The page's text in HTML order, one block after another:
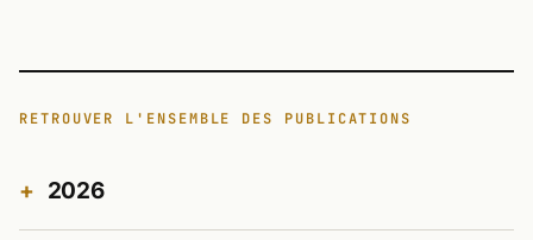
RETROUVER L'ENSEMBLE DES PUBLICATIONS
2026